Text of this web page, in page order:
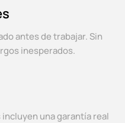
antes de trabajar. Sin
inesperados.
una garantía real